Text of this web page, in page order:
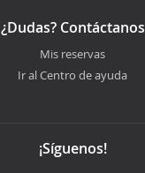
¿Dudas? Contáctanos
Mis reservas
Ir al Centro de ayuda
¡Síguenos!